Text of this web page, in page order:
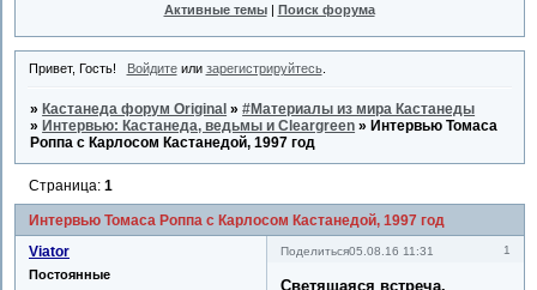
Активные темы| Поиск форума
Привет, Гость! Войдитеили зарегистрируйтесь.
» Кастанеда форум Original »#Материалы из мира Кастанеды
» Интервью: Кастанеда, ведьмы и Cleargreen » Интервью Томаса
Роппа с Карлосом Кастанедой, 1997 год
Интервью Томаса Роппа с Карлосом Кастанедой, 1997 год
Страница:1
Поделиться 1
05.08.16 11:31
Viator
Постоянные
Светящаяся встреча.